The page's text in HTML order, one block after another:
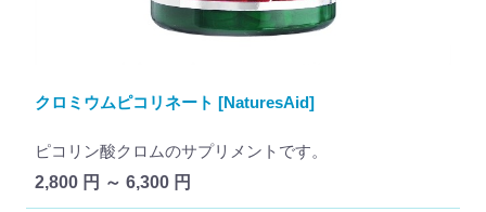
クロミウムピコリネート [NaturesAid]
ピコリン酸クロムのサプリメントです。
2,800 円 ～ 6,300 円